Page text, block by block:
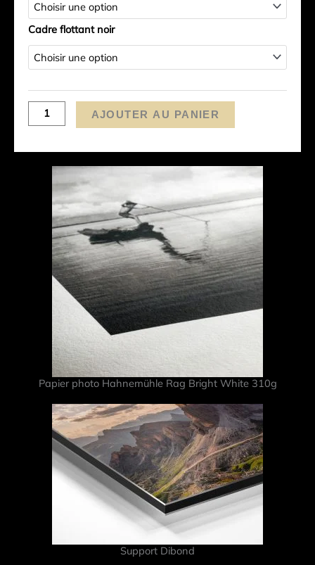
Cadre flottant noir
AJOUTER AU PANIER
Papier photo Hahnemühle Rag Bright White 310g
Support Dibond